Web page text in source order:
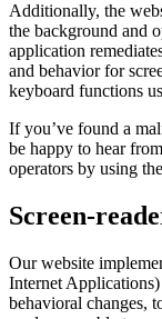
Additionally, the
the background and
application
and behavior for
keyboard functions
If you’ve found a
be happy to hear
operators by using
Screen-
Our website
Internet
behavioral changes,